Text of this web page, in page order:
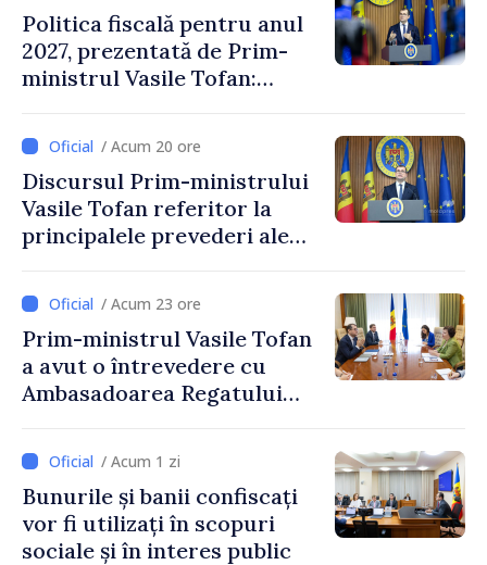
Politica fiscală pentru anul
2027, prezentată de Prim-
ministrul Vasile Tofan:
stimularea investițiilor și o
taxare mai echitabilă
/ Acum 20 ore
Discursul Prim-ministrului
Vasile Tofan referitor la
principalele prevederi ale
2027
/ Acum 23 ore
Prim-ministrul Vasile Tofan
a avut o întrevedere cu
Ambasadoarea Regatului
Irlandei de Nord, Fern
Horine / Acum 1 zi
Bunurile și banii confiscați
vor fi utilizați în scopuri
sociale și în interes public